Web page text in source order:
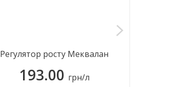
Регулятор росту Меквалан
193.00 грн/л